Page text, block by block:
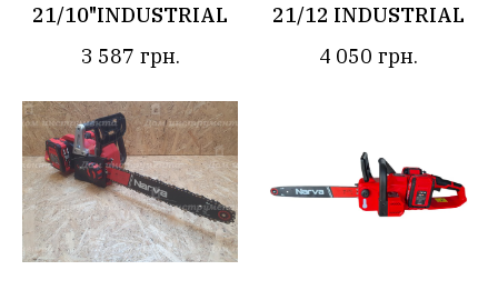
21/10"INDUSTRIAL
3 587 грн.
21/12 INDUSTRIAL
4 050 грн.